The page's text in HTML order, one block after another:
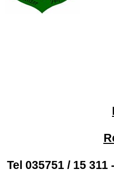
Tel 035751 / 15